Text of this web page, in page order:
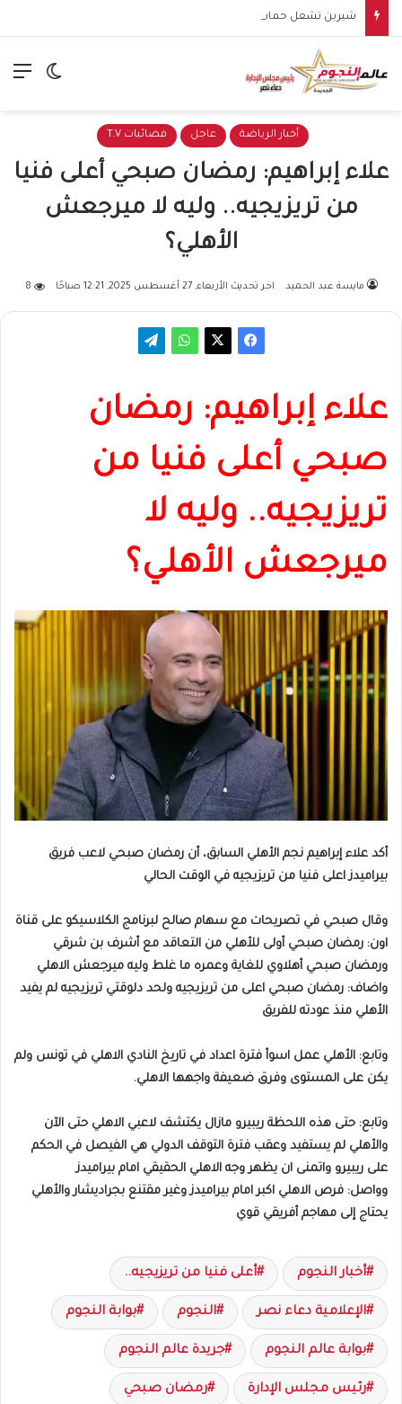
الوضع
أخبار الرياضة عاجل فضائيات T.V
علاء إبراهيم: رمضان صبحي أعلى فنيا
من تريزيجيه.. وليه لا ميرجعش
الأهلي؟
مايسة عبد الحميد اخر تحديث الأربعاء, 27 أغسطس 2025, 12:21 صباحًا 8
علاء إبراهيم: رمضان
صبحي أعلى فنيا من
تريزيجيه.. وليه لا
ميرجعش الأهلي؟
أكد علاء إبراهيم نجم الأهلي السابق، أن رمضان صبحي لاعب فريق
بيراميدز اعلى فنيا من تريزيجيه في الوقت الحالي
وقال صبحي في تصريحات مع سهام صالح لبرنامج الكلاسيكو على قناة
اون: رمضان صبحي أولى للأهلي من التعاقد مع أشرف بن شرقي
ورمضان صبحي أهلاوي للغاية وعمره ما غلط وليه ميرجعش الاهلي
واضاف: رمضان صبحي اعلى من تريزيجيه ولحد دلوقتي تريزيجيه لم يفيد
الأهلي منذ عودته للفريق
وتابع: الأهلي عمل اسوأ فترة اعداد في تاريخ النادي الاهلي في تونس ولم
يكن على المستوى وفرق ضعيفة واجهها الاهلي.
وتابع: حتى هذه اللحظة ريبيرو مازال يكتشف لاعبي الاهلي حتى الآن
والأهلي لم يستفيد وعقب فترة التوقف الدولي هي الفيصل في الحكم
على ريبيرو واتمنى ان يظهر وجه الاهلي الحقيقي امام بيراميدز
وواصل: فرص الاهلي اكبر امام بيراميدز وغير مقتنع بجراديشار والأهلي
يحتاج إلى مهاجم أفريقي قوي
أخبار النجوم أعلى فنيا من تريزيجيه..
الإعلامية دعاء نصر النجوم بوابة النجوم
بوابة عالم النجوم جريدة عالم النجوم
رئيس مجلس الإدارة رمضان صبحي